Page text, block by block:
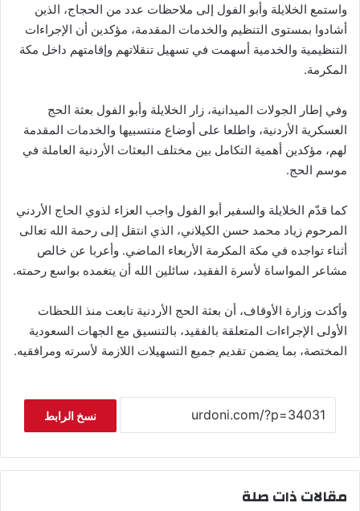
واستمع الخلايلة وأبو الفول إلى ملاحظات عدد من الحجاج، الذين
أشادوا بمستوى التنظيم والخدمات المقدمة، مؤكدين أن الإجراءات
التنظيمية والخدمية أسهمت في تسهيل تنقلاتهم وإقامتهم داخل مكة
المكرمة.
وفي إطار الجولات الميدانية، زار الخلايلة وأبو الفول بعثة الحج
العسكرية الأردنية، واطلعا على أوضاع منتسبيها والخدمات المقدمة
لهم، مؤكدين أهمية التكامل بين مختلف البعثات الأردنية العاملة في
موسم الحج.
كما قدّم الخلايلة والسفير أبو الفول واجب العزاء لذوي الحاج الأردني
المرحوم زياد محمد حسن الكيلاني، الذي انتقل إلى رحمة الله تعالى
أثناء تواجده في مكة المكرمة الأربعاء الماضي. وأعربا عن خالص
مشاعر المواساة لأسرة الفقيد، سائلين الله أن يتغمده بواسع رحمته.
وأكدت وزارة الأوقاف، أن بعثة الحج الأردنية تابعت منذ اللحظات
الأولى الإجراءات المتعلقة بالفقيد، بالتنسيق مع الجهات السعودية
المختصة، بما يضمن تقديم جميع التسهيلات اللازمة لأسرته ومرافقيه.
نسخ الرابط
مقالات ذات صلة